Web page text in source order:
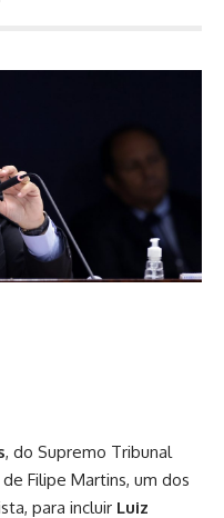
, do Supremo Tribunal
Filipe Martins, um dos
para incluir Luiz